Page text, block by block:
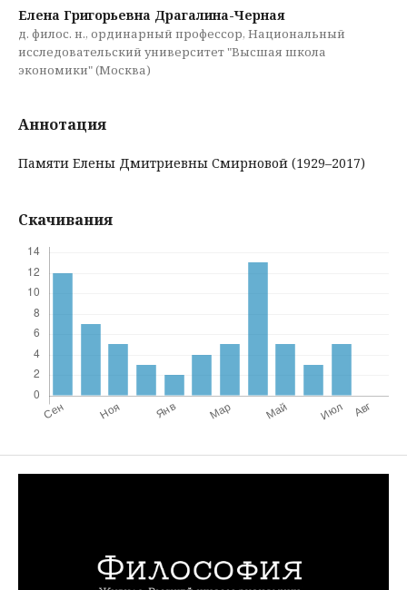
Елена Григорьевна Драгалина-Черная
д. филос. н., ординарный профессор, Национальный
исследовательский университет "Высшая школа
экономики" (Москва)
Аннотация
Памяти Елены Дмитриевны Смирновой (1929–2017)
Скачивания